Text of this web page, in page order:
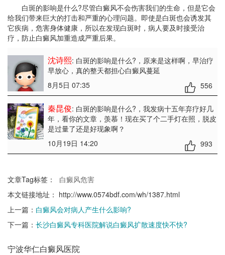
白斑的影响是什么?尽管白癜风不会伤害我们的生命，但是它会
给我们带来巨大的打击和严重的心理问题。即使是白斑也会诱发其
它疾病，危害身体健康，所以在发现白斑时，病人要及时接受治
疗，防止白癜风加重造成严重后果。
沈诗熙: 白斑的影响是什么? ，原来是这样啊，早治疗
早放心，真的整天都担心白癜风蔓延
8月5日 07:35
556
秦昆俊: 白斑的影响是什么? ，我发病十五年弃疗好几
年，看你的文章，羡慕！现在买了个二手灯在照，脱皮
是过量了还是好现象啊？
10月19日 14:20
993
文章Tag标签：
白癜风危害
本文链接地址： http://www.0574bdf.com/wh/1387.html
上一篇： 白癜风会对病人产生什么影响?
下一篇： 长沙白癜风专科医院解说白癜风扩散速度快不快?
宁波华仁白癜风医院